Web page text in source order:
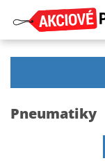
Pneumatiky